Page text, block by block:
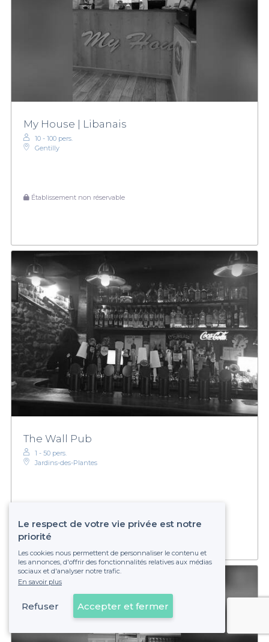
My House | Libanais
10 - 100 pers.
Gentilly
Établissement non réservable
The Wall Pub
1 - 50 pers.
Jardins-des-Plantes
Voir sur la carte
Le respect de votre vie privée est notre
priorité
Les cookies nous permettent de personnaliser le contenu et
les annonces, d'offrir des fonctionnalités relatives aux médias
sociaux et d'analyser notre trafic.
En savoir plus
Refuser Accepter et fermer